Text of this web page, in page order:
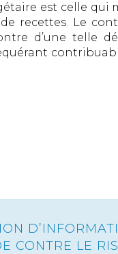
est celle qui
recettes. Le
d’une telle
CONTRE LE